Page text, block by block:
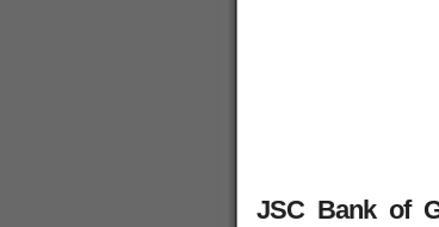
JSC Bank of